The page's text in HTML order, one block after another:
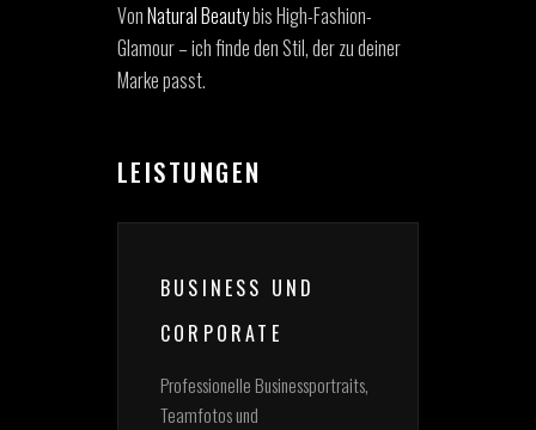
VonNatural Beautybis High-Fashion-
Glamour – ich finde den Stil, der zu deiner
Marke passt.
LEISTUNGEN
BUSINESS UND
CORPORATE
Professionelle Businessportraits,
Teamfotos und